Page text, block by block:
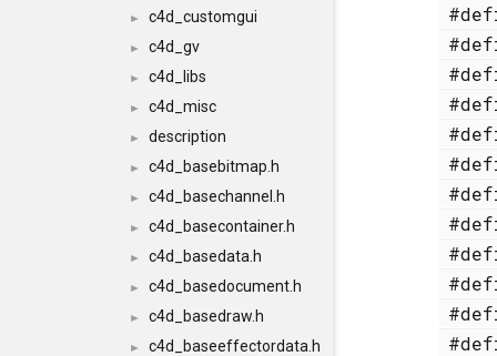
► c4d_customgui
► c4d_gv
► c4d_libs
► c4d_misc
► description
► c4d_basebitmap.h
► c4d_basechannel.h
► c4d_basecontainer.h
► c4d_basedata.h
► c4d_basedocument.h
► c4d_basedraw.h
►
c4d_baseeffectordata.h